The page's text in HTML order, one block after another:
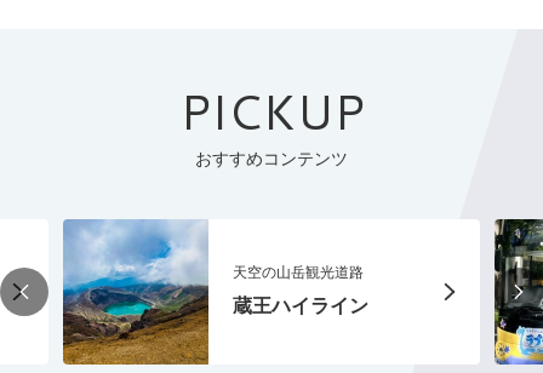
PICKUP
おすすめコンテンツ
天空の山岳観光道路
蔵王ハイライン